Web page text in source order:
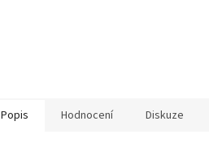
Popis Hodnocení Diskuze